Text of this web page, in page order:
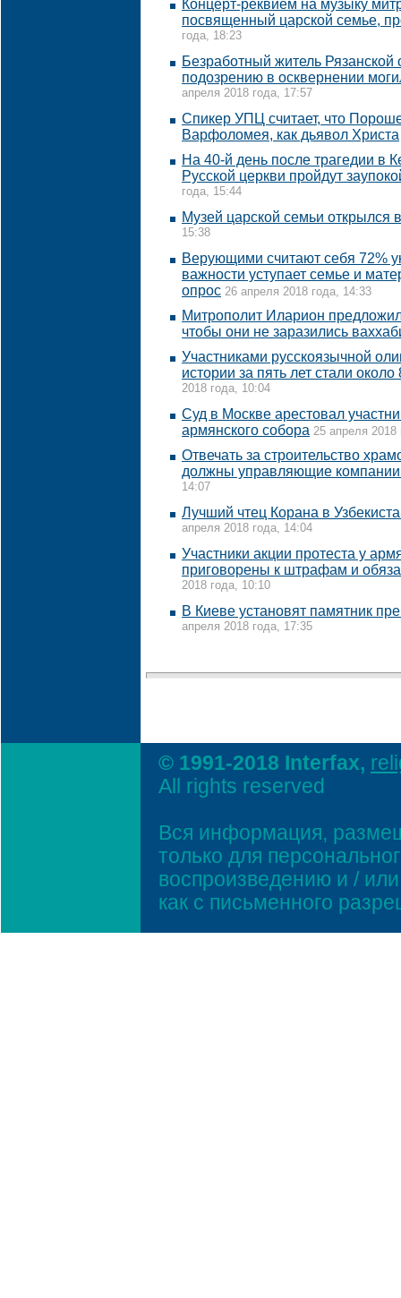
Концерт-реквием на музыку
посвященный царской семье,
года, 18:23
Безработный житель Рязанской
подозрению в осквернении
апреля 2018 года, 17:57
Спикер УПЦ считает, что
Варфоломея, как дьявол Христа
На 40-й день после трагедии в
Русской церкви пройдут
года, 15:44
Музей царской семьи открылся
15:38
Верующими считают себя 72%
важности уступает семье и
опрос 26 апреля 2018 года, 14:33
Митрополит Иларион предложил
чтобы они не заразились
Участниками русскоязычной
истории за пять лет стали
2018 года, 10:04
Суд в Москве арестовал
армянского собора 25 апреля 2018
Отвечать за строительство
должны управляющие компании
14:07
Лучший чтец Корана в
апреля 2018 года, 14:04
Участники акции протеста у
приговорены к штрафам и
2018 года, 10:10
В Киеве установят памятник
апреля 2018 года, 17:35
© 1991-2018 Interfax,
All rights reserved
Вся информация,
только для
воспроизведению и /
как с письменного